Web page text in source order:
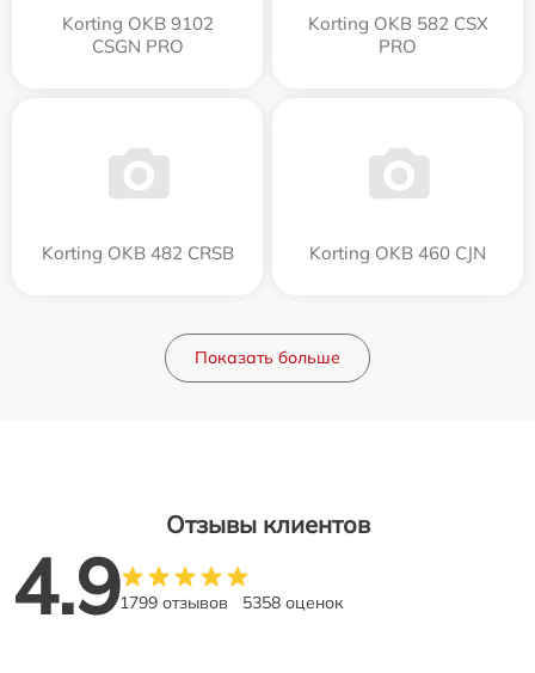
Korting OKB 9102
CSGN PRO
Korting OKB 582 CSX
PRO
Korting OKB 482 CRSB Korting OKB 460 CJN
Показать больше
Отзывы клиентов
4.91799 отзывов 5358 оценок